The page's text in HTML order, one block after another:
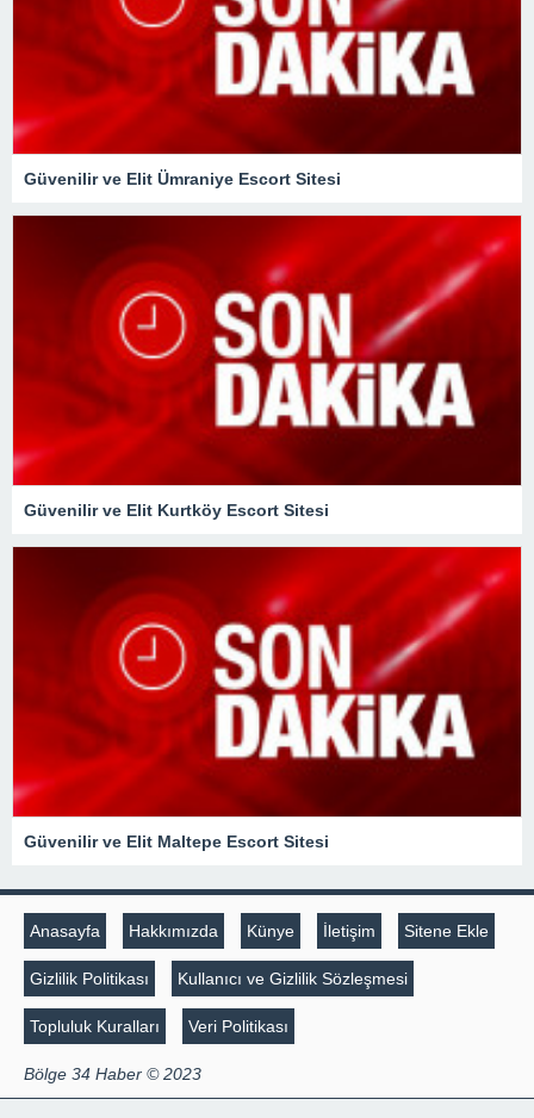
Güvenilir ve Elit Ümraniye Escort Sitesi
Güvenilir ve Elit Kurtköy Escort Sitesi
Güvenilir ve Elit Maltepe Escort Sitesi
Anasayfa Hakkımızda Künye İletişim Sitene Ekle
Gizlilik Politikası Kullanıcı ve Gizlilik Sözleşmesi
Topluluk Kuralları Veri Politikası
Bölge 34 Haber © 2023